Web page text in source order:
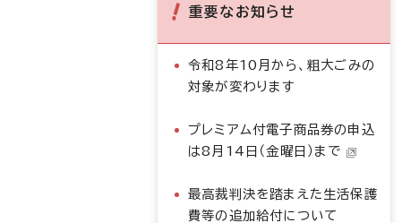
重要なお知らせ
令和8年10月から、粗大ごみの
対象が変わります
プレミアム付電子商品券の申込
は8月14日（金曜日）まで
最高裁判決を踏まえた生活保護
費等の追加給付について